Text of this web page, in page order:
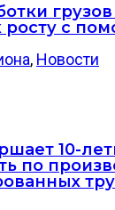
росту с
, Новости
10-
по